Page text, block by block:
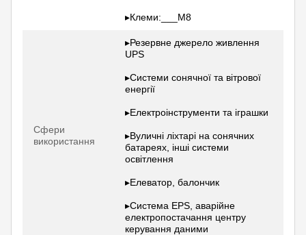
▸Клеми:___M8
Сфери
використання
▸Резервне джерело живлення
UPS
▸Системи сонячної та вітрової
енергії
▸Електроінструменти та іграшки
▸Вуличні ліхтарі на сонячних
батареях, інші системи
освітлення
▸Елеватор, балончик
▸Система EPS, аварійне
електропостачання центру
керування даними